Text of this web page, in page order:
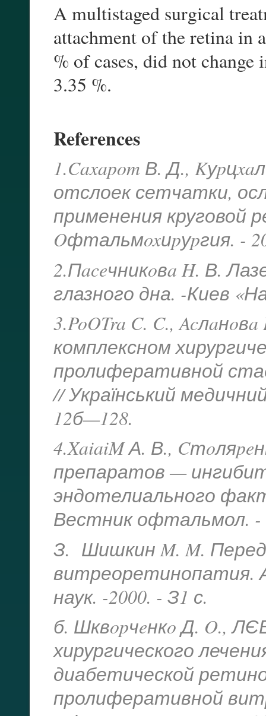
A multistaged surgical
attachment of the retina in
% of cases, did not
3.35 %.
References
1.Caxapom В. Д.,
отслоек сетчатки,
применения
Oфтальмoxиpуpгия. -
2.Пaceчникoвa H. В.
глазного дна. -Киев
3.PoOTra C. C.,
комплексном
пролиферативной
// Український
12б—128.
4.XaiaiM А. В.,
препаратов —
эндотелиального
Вестник офтальмол. -
З. Шишкин M. M.
витреоретинопатия.
наук. -2000. - З1 с.
б. Шквopчeнкo Д. O.,
хирургического
диабетической
пролиферативной